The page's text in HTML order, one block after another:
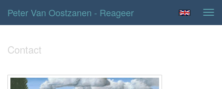
Peter Van Oostzanen - Reageer
Contact